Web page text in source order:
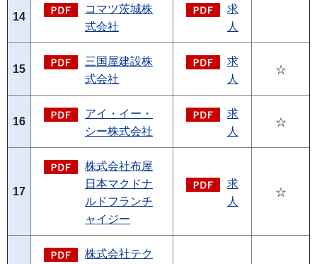
14
コマツ茨城株
式会社
求
人
15
三国屋建設株
式会社
求
人
☆
16
アイ・イー・
シー株式会社
求
人
☆
17
株式会社布屋
日本マクドナ
ルドフランチ
ャイジー
求
人
☆
株式会社テク